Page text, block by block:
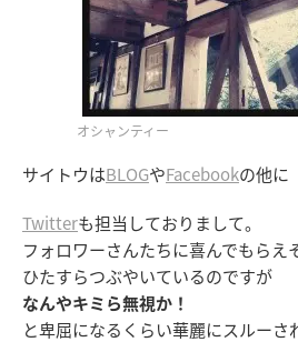
オシャンティー
サイトウはBLOGやFacebookの他に
Twitterも担当しておりまして。
フォロワーさんたちに喜んでもらえ
ひたすらつぶやいているのですが
なんやキミら無視か！
と卑屈になるくらい華麗にスルーさ